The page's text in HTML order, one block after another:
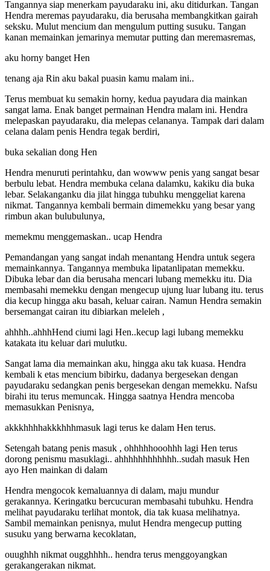
Tangannya siap menerkam payudaraku ini, aku ditidurkan. Tangan
Hendra meremas payudaraku, dia berusaha membangkitkan gairah
seksku. Mulut mencium dan mengulum putting susuku. Tangan
kanan memainkan jemarinya memutar putting dan meremasremas,
aku horny banget Hen
tenang aja Rin aku bakal puasin kamu malam ini..
Terus membuat ku semakin horny, kedua payudara dia mainkan
sangat lama. Enak banget permainan Hendra malam ini. Hendra
melepaskan payudaraku, dia melepas celananya. Tampak dari dalam
celana dalam penis Hendra tegak berdiri,
buka sekalian dong Hen
Hendra menuruti perintahku, dan wowww penis yang sangat besar
berbulu lebat. Hendra membuka celana dalamku, kakiku dia buka
lebar. Selakanganku dia jilat hingga tubuhku menggeliat karena
nikmat. Tangannya kembali bermain dimemekku yang besar yang
rimbun akan bulubulunya,
memekmu menggemaskan.. ucap Hendra
Pemandangan yang sangat indah menantang Hendra untuk segera
memainkannya. Tangannya membuka lipatanlipatan memekku.
Dibuka lebar dan dia berusaha mencari lubang memekku itu. Dia
membasahi memekku dengan mengecup ujung luar lubang itu. terus
dia kecup hingga aku basah, keluar cairan. Namun Hendra semakin
bersemangat cairan itu dibiarkan meleleh ,
ahhhh..ahhhHend ciumi lagi Hen..kecup lagi lubang memekku
katakata itu keluar dari mulutku.
Sangat lama dia memainkan aku, hingga aku tak kuasa. Hendra
kembali k etas mencium bibirku, dadanya bergesekan dengan
payudaraku sedangkan penis bergesekan dengan memekku. Nafsu
birahi itu terus memuncak. Hingga saatnya Hendra mencoba
memasukkan Penisnya,
akkkhhhhakkkhhhmasuk lagi terus ke dalam Hen terus.
Setengah batang penis masuk , ohhhhhooohhh lagi Hen terus
dorong penismu masuklagi.. ahhhhhhhhhhhh..sudah masuk Hen
ayo Hen mainkan di dalam
Hendra mengocok kemaluannya di dalam, maju mundur
gerakannya. Keringatku bercucuran membasahi tubuhku. Hendra
melihat payudaraku terlihat montok, dia tak kuasa melihatnya.
Sambil memainkan penisnya, mulut Hendra mengecup putting
susuku yang berwarna kecoklatan,
ouughhh nikmat ougghhhh.. hendra terus menggoyangkan
gerakangerakan nikmat.